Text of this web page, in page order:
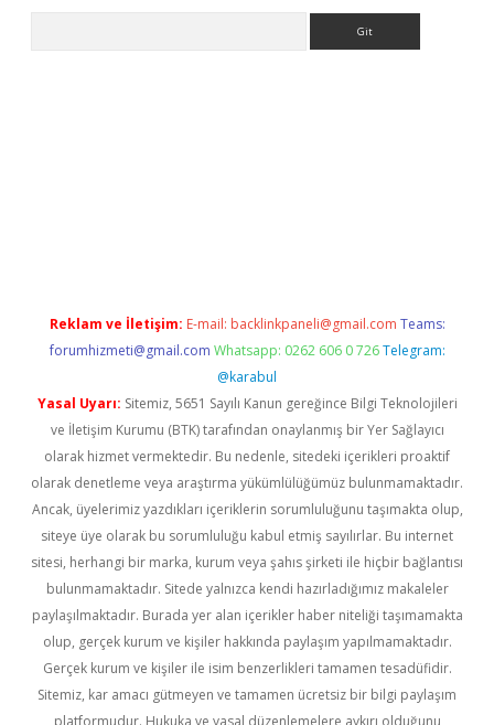
Reklam ve İletişim: E-mail: backlinkpaneli@gmail.com Teams:
forumhizmeti@gmail.com Whatsapp: 0262 606 0 726 Telegram:
@karabul
Yasal Uyarı: Sitemiz, 5651 Sayılı Kanun gereğince Bilgi Teknolojileri
ve İletişim Kurumu (BTK) tarafından onaylanmış bir Yer Sağlayıcı
olarak hizmet vermektedir. Bu nedenle, sitedeki içerikleri proaktif
olarak denetleme veya araştırma yükümlülüğümüz bulunmamaktadır.
Ancak, üyelerimiz yazdıkları içeriklerin sorumluluğunu taşımakta olup,
siteye üye olarak bu sorumluluğu kabul etmiş sayılırlar. Bu internet
sitesi, herhangi bir marka, kurum veya şahıs şirketi ile hiçbir bağlantısı
bulunmamaktadır. Sitede yalnızca kendi hazırladığımız makaleler
paylaşılmaktadır. Burada yer alan içerikler haber niteliği taşımamakta
olup, gerçek kurum ve kişiler hakkında paylaşım yapılmamaktadır.
Gerçek kurum ve kişiler ile isim benzerlikleri tamamen tesadüfidir.
Sitemiz, kar amacı gütmeyen ve tamamen ücretsiz bir bilgi paylaşım
platformudur. Hukuka ve yasal düzenlemelere aykırı olduğunu